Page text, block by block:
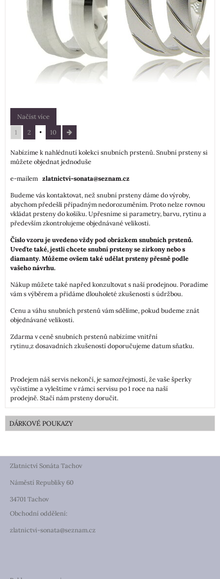
Načíst více
1
2 10
Nabízíme k nahlédnutí kolekci snubních prstenů. Snubní prsteny si
můžete objednat jednoduše
e-mailem zlatnictvi-sonata@seznam.cz
Budeme vás kontaktovat, než snubní prsteny dáme do výroby,
abychom předešli případným nedorozuměním. Proto nelze rovnou
vkládat prsteny do košíku. Upřesníme si parametry, barvu, rytinu a
především zkontrolujeme objednávané velikosti.
Číslo vzoru je uvedeno vždy pod obrázkem snubních prstenů.
Uveďte také, jestli chcete snubní prsteny se zirkony nebo s
diamanty. Můžeme ovšem také udělat prsteny přesně podle
vašeho návrhu.
Nákup můžete také napřed konzultovat s naší prodejnou. Poradíme
vám s výběrem a přidáme dlouholeté zkušenosti s údržbou.
Cenu a váhu snubních prstenů vám sdělíme, pokud budeme znát
objednávané velikosti.
Zdarma v ceně snubních prstenů nabízíme vnitřní
rytinu,z dosavadních zkušeností doporučujeme datum sňatku.
Prodejem náš servis nekončí, je samozřejmostí, že vaše šperky
vyčistíme a vyleštíme v rámci servisu po 1 roce na naší
prodejně. Stačí nám prsteny doručit.
DÁRKOVÉ POUKAZY
Zlatnictví Sonáta Tachov
Náměstí Republiky 60
34701 Tachov
Obchodní oddělení:
zlatnictvi-sonata@seznam.cz